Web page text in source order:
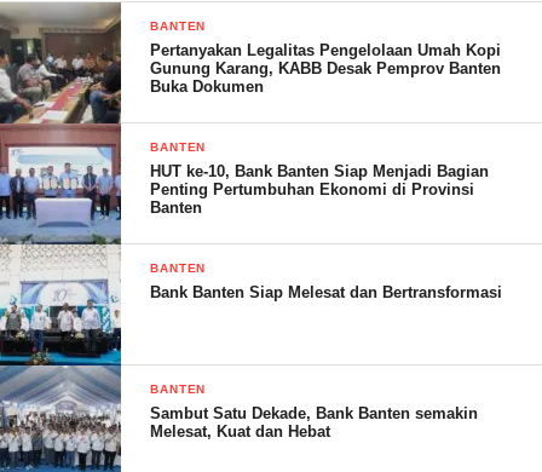
IKLAN FOKAR 24
“DASHAT merupakan pemberdayaan masyarakat kelompok
kampung dalam memberikan hasil optimal dalam upaya
pencegahan kasus stunting,” tuturnya.
Masduki mengingatkan, generasi muda serta masyarakat di
kampung tersebut untuk tidak nikah dini, karena pernikahan dini
efeknya tidak baik bagi generasi muda.
BANTEN
Pertanyakan Legalitas Pengelolaan Umah Kopi
Gunung Karang, KABB Desak Pemprov Banten
Buka Dokumen
BANTEN
HUT ke-10, Bank Banten Siap Menjadi Bagian
Penting Pertumbuhan Ekonomi di Provinsi
Banten
BANTEN
Bank Banten Siap Melesat dan Bertransformasi
BANTEN
Sambut Satu Dekade, Bank Banten semakin
Melesat, Kuat dan Hebat